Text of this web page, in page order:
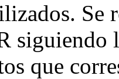
Se
siguiendo
que